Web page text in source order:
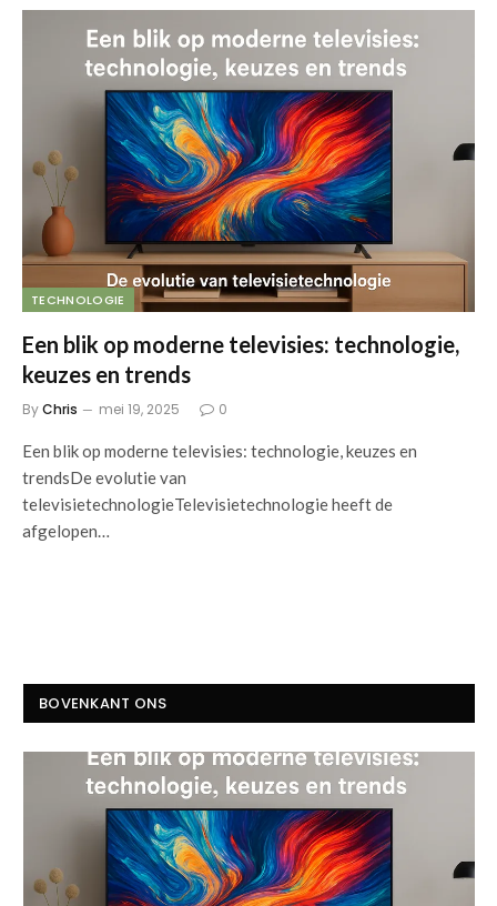
TECHNOLOGIE
Een blik op moderne televisies: technologie,
keuzes en trends
ByChris mei 19, 2025 0
Een blik op moderne televisies: technologie, keuzes en
trendsDe evolutie van
televisietechnologieTelevisietechnologie heeft de
afgelopen…
BOVENKANT ONS